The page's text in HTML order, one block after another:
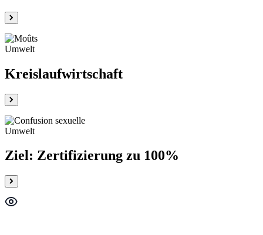
Umwelt
Kreislaufwirtschaft
Umwelt
Ziel: Zertifizierung zu 100%